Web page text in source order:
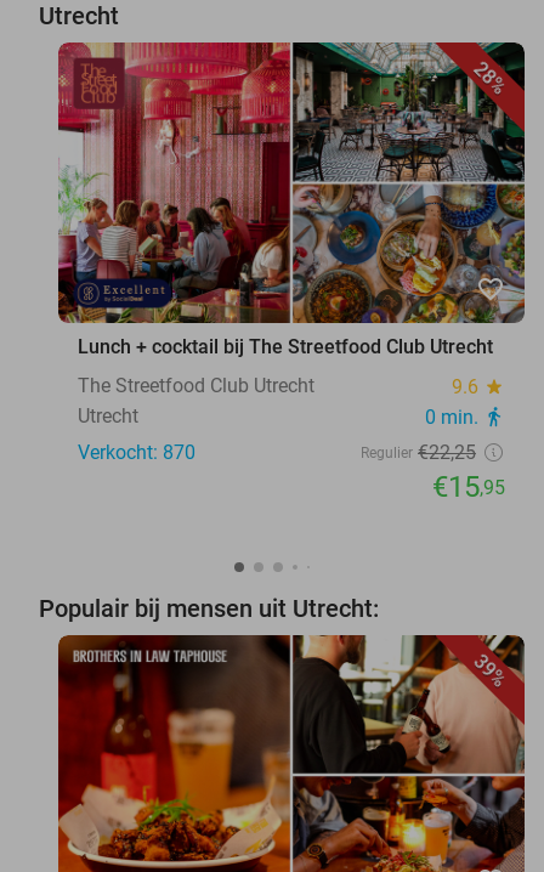
Utrecht
28%
favorite_border
Lunch + cocktail bij The Streetfood Club Utrecht
The Streetfood Club Utrecht
9.6 star
Utrecht 0 min. directions_walk
Verkocht: 870 Regulier €22,25
€15,95
Populair bij mensen uit Utrecht:
39%